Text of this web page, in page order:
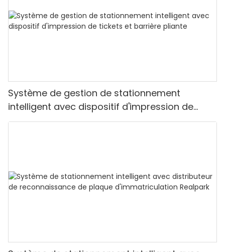
Système de gestion de stationnement
intelligent avec dispositif d'impression de
tickets et barrière pliante